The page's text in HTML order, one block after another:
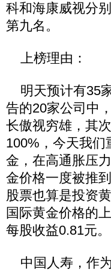
科和海康威视分
第九名。
上榜理由：
明天预计有35
告的20家公司中
长傲视穷雄，其
100%，今天我
金，在高通胀压
金价格一度被推
股票也算是投资
国际黄金价格的
每股收益0.81元。
中国人寿，作